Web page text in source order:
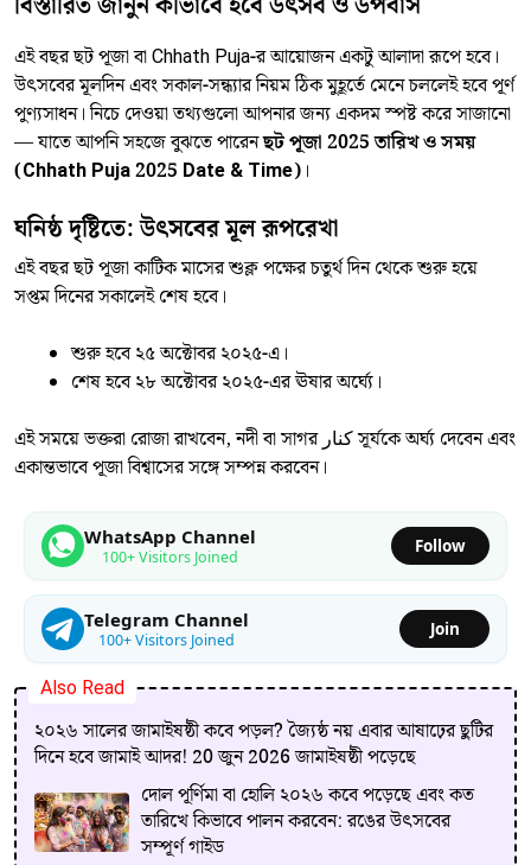
এই বছর ছট পূজা বা Chhath Puja-র আয়োজন একটু আলাদা রূপে হবে।
উৎসবের মূলদিন এবং সকাল-সন্ধ্যার নিয়ম ঠিক মুহূর্তে মেনে চললেই হবে পূর্ণ
পুণ্যসাধন। নিচে দেওয়া তথ্যগুলো আপনার জন্য একদম স্পষ্ট করে সাজানো
— যাতে আপনি সহজে বুঝতে পারেনছট পূজা 2025 তারিখ ও সময়
(Chhath Puja 2025 Date & Time) ।
ঘনিষ্ঠ দৃষ্টিতে: উৎসবের মূল রূপরেখা
এই বছর ছট পূজা কাটিক মাসের শুক্ল পক্ষের চতুর্থ দিন থেকে শুরু হয়ে
সপ্তম দিনের সকালেই শেষ হবে।
শুরু হবে ২৫ অক্টোবর ২০২৫-এ।
শেষ হবে ২৮ অক্টোবর ২০২৫-এর ঊষার অর্ঘ্যে।
এই সময়ে ভক্তরা রোজা রাখবেন, নদী বা সাগর کنار সূর্যকে অর্ঘ্য দেবেন এবং
একান্তভাবে পূজা বিশ্বাসের সঙ্গে সম্পন্ন করবেন।
WhatsApp Channel
100+ Visitors Joined
Follow
Telegram Channel
100+ Visitors Joined
Join
Also Read
২০২৬ সালের জামাইষষ্ঠী কবে পড়ল? জ্যৈষ্ঠ নয় এবার আষাঢ়ের ছুটির
দিনে হবে জামাই আদর! 20 জুন 2026 জামাইষষ্ঠী পড়েছে
দোল পূর্ণিমা বা হোলি ২০২৬ কবে পড়েছে এবং কত
তারিখে কিভাবে পালন করবেন: রঙের উৎসবের
সম্পূর্ণ গাইড